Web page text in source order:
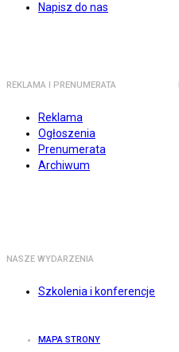
Napisz do nas
REKLAMA I PRENUMERATA
Reklama
Ogłoszenia
Prenumerata
Archiwum
NASZE WYDARZENIA
Szkolenia i konferencje
MAPA STRONY